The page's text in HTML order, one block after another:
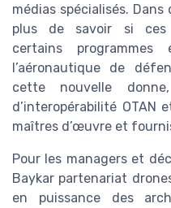
médias spécialisés.
plus de savoir si ces
certains programmes
l’aéronautique de
cette nouvelle
d’interopérabilité
maîtres d’œuvre et
Pour les managers et
Baykar partenariat
en puissance des